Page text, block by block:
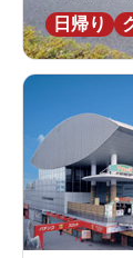
エレベーター
日帰り